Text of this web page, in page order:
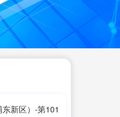
新区）-第101